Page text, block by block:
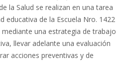
la Salud se realizan en una tarea
educativa de la Escuela Nro. 1422
una estrategia de trabajo
llevar adelante una evaluación
acciones preventivas y de